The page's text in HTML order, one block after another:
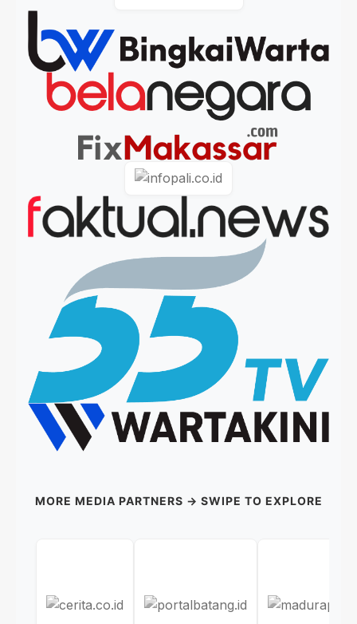
MORE MEDIA PARTNERS → SWIPE TO EXPLORE